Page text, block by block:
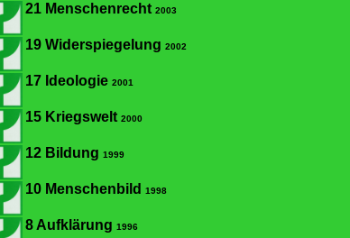
21 Menschenrecht 2003
19 Widerspiegelung 2002
17 Ideologie 2001
15 Kriegswelt 2000
12 Bildung 1999
10 Menschenbild 1998
8 Aufklärung 1996